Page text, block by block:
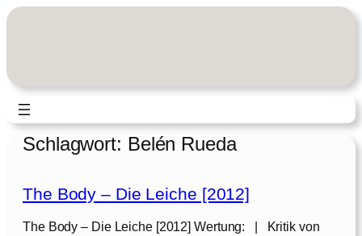
Zum
Schlagwort: Belén Rueda
The Body – Die Leiche [2012]
The Body – Die Leiche [2012] Wertung: | Kritik von